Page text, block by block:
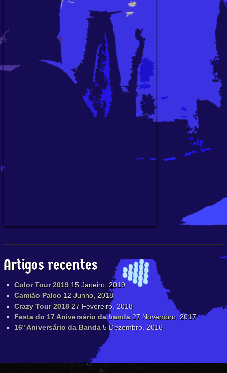
Artigos recentes
Color Tour 2019 15 Janeiro, 2019
Camião Palco 12 Junho, 2018
Crazy Tour 2018 27 Fevereiro, 2018
Festa do 17 Aniversário da banda 27 Novembro, 2017
16º Aniversário da Banda 5 Dezembro, 2016